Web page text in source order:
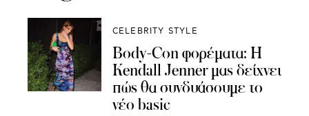
CELEBRITY STYLE
Body-Con φορέματα: Η
Kendall Jenner μας δείχνει
πώς θα συνδυάσουμε το
νέο basic